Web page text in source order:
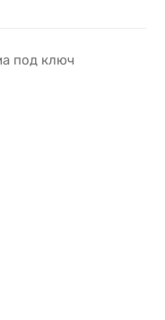
под ключ